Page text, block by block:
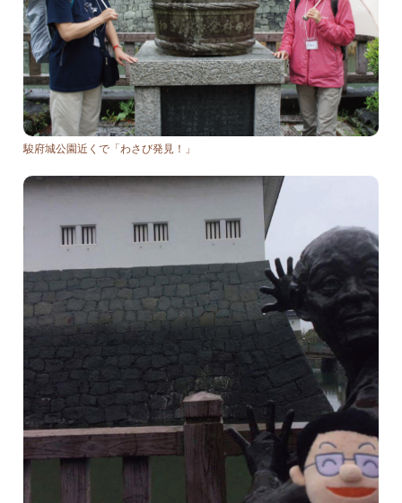
駿府城公園近くで「わさび発見！」